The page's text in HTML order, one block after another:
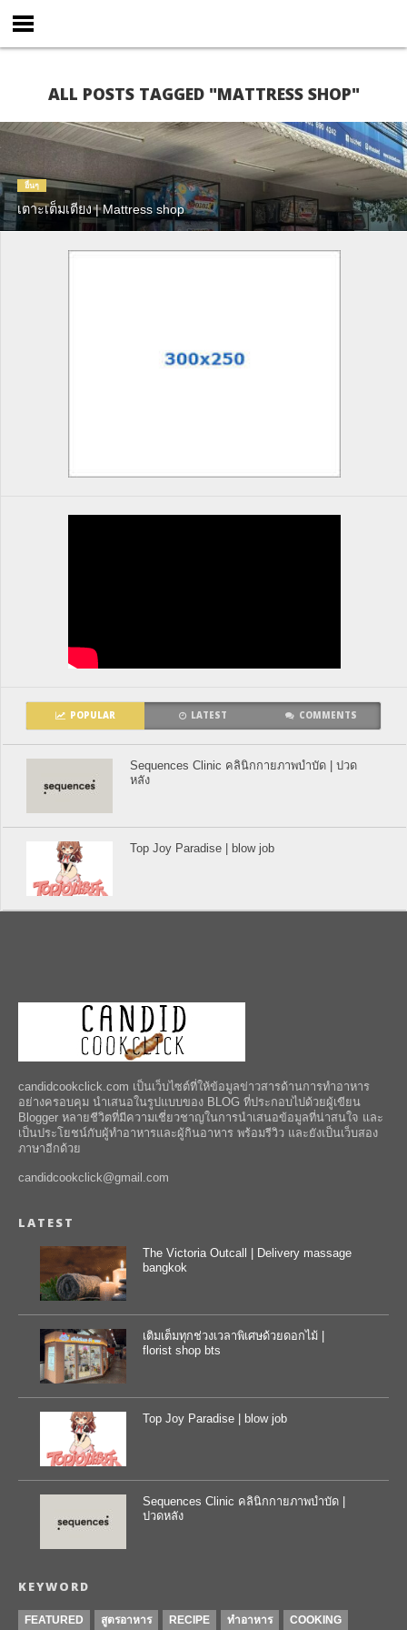
ALL POSTS TAGGED "MATTRESS SHOP"
อื่นๆ
เตาะเต็มเตียง | Mattress shop
POPULAR LATEST COMMENTS
Sequences Clinic คลินิกกายภาพบำบัด | ปวด
หลัง
Top Joy Paradise | blow job
candidcookclick.com เป็นเว็บไซต์ที่ให้ข้อมูลข่าวสารด้านการทำอาหาร
อย่างครอบคุม นำเสนอในรูปแบบของ BLOG ที่ประกอบไปด้วยผู้เขียน
Blogger หลายชีวิตที่มีความเชี่ยวชาญในการนำเสนอข้อมูลที่น่าสนใจ และ
เป็นประโยชน์กับผู้ทำอาหารและผู้กินอาหาร พร้อมรีวิว และยังเป็นเว็บสอง
ภาษาอีกด้วย
candidcookclick@gmail.com
LATEST
The Victoria Outcall | Delivery massage
bangkok
เติมเต็มทุกช่วงเวลาพิเศษด้วยดอกไม้ |
florist shop bts
Top Joy Paradise | blow job
Sequences Clinic คลินิกกายภาพบำบัด |
ปวดหลัง
KEYWORD
FEATURED สูตรอาหาร RECIPE ทำอาหาร COOKING